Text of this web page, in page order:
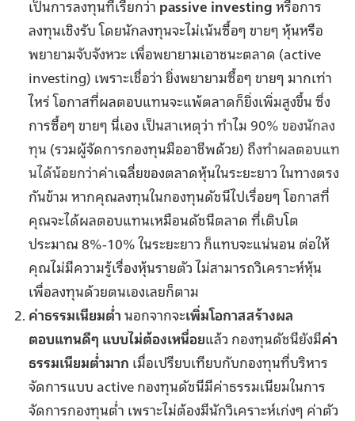
เป็นการลงทุนที่เรียกว่า passive investingหรือการ
ลงทุนเชิงรับ โดยนักลงทุนจะไม่เน้นซื้อๆ ขายๆ หุ้นหรือ
พยายามจับจังหวะ เพื่อพยายามเอาชนะตลาด (active
investing) เพราะเชื่อว่า ยิ่งพยายามซื้อๆ ขายๆ มากเท่า
ไหร่ โอกาสที่ผลตอบแทนจะแพ้ตลาดก็ยิ่งเพิ่มสูงขึ้น ซึ่ง
การซื้อๆ ขายๆ นี่เอง เป็นสาเหตุว่า ทำไม 90% ของนักลง
ทุน (รวมผู้จัดการกองทุนมืออาชีพด้วย) ถึงทำผลตอบแท
นได้น้อยกว่าค่าเฉลี่ยของตลาดหุ้นในระยะยาว ในทางตรง
กันข้าม หากคุณลงทุนในกองทุนดัชนีไปเรื่อยๆ โอกาสที่
คุณจะได้ผลตอบแทนเหมือนดัชนีตลาด ที่เติบโต
ประมาณ 8%-10% ในระยะยาว ก็แทบจะแน่นอน ต่อให้
คุณไม่มีความรู้เรื่องหุ้นรายตัว ไม่สามารถวิเคราะห์หุ้น
เพื่อลงทุนด้วยตนเองเลยก็ตาม
ค่าธรรมเนียมต่ำนอกจากจะเพิ่มโอกาสสร้างผล
ตอบแทนดีๆ แบบไม่ต้องเหนื่อยแล้ว กองทุนดัชนียังมีค่า
ธรรมเนียมต่ำมาก เมื่อเปรียบเทียบกับกองทุนที่บริหาร
จัดการแบบ active กองทุนดัชนีมีค่าธรรมเนียมในการ
จัดการกองทุนต่ำ เพราะไม่ต้องมีนักวิเคราะห์เก่งๆ ค่าตัว